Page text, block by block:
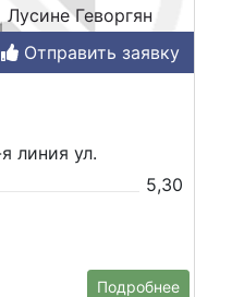
Лусине Геворгян
Отправить заявку
линия ул.
5,30
Подробнее